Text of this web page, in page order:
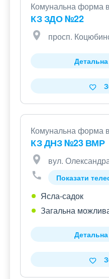
Комунальна форма
КЗ ЗДО №22
просп.
Комунальна форма
КЗ ДНЗ №23 ВМР
вул.
Показати
Ясла-садок
Загальна можлива